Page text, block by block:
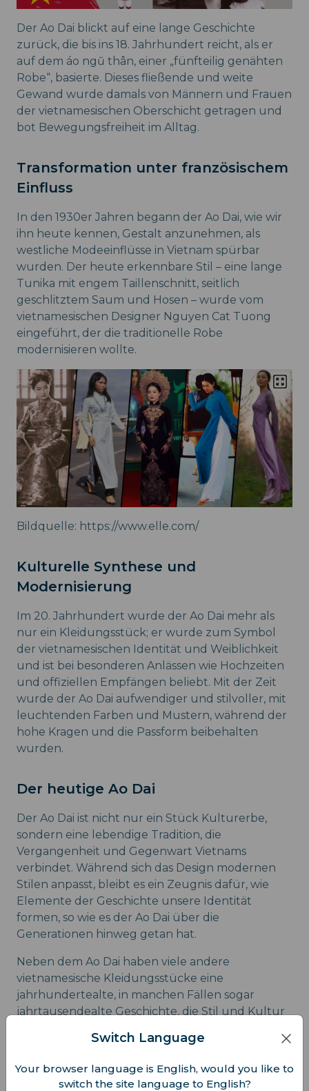
Der Ao Dai blickt auf eine lange Geschichte
zurück, die bis ins 18. Jahrhundert reicht, als er
auf dem áo ngũ thân, einer „fünfteilig genähten
Robe“, basierte. Dieses fließende und weite
Gewand wurde damals von Männern und Frauen
der vietnamesischen Oberschicht getragen und
bot Bewegungsfreiheit im Alltag.
Transformation unter französischem
Einfluss
In den 1930er Jahren begann der Ao Dai, wie wir
ihn heute kennen, Gestalt anzunehmen, als
westliche Modeeinflüsse in Vietnam spürbar
wurden. Der heute erkennbare Stil – eine lange
Tunika mit engem Taillenschnitt, seitlich
geschlitztem Saum und Hosen – wurde vom
vietnamesischen Designer Nguyen Cat Tuong
eingeführt, der die traditionelle Robe
modernisieren wollte.
Bildquelle: https://www.elle.com/
Kulturelle Synthese und
Modernisierung
Im 20. Jahrhundert wurde der Ao Dai mehr als
nur ein Kleidungsstück; er wurde zum Symbol
der vietnamesischen Identität und Weiblichkeit
und ist bei besonderen Anlässen wie Hochzeiten
und offiziellen Empfängen beliebt. Mit der Zeit
wurde der Ao Dai aufwendiger und stilvoller, mit
leuchtenden Farben und Mustern, während der
hohe Kragen und die Passform beibehalten
wurden.
Der heutige Ao Dai
Der Ao Dai ist nicht nur ein Stück Kulturerbe,
sondern eine lebendige Tradition, die
Vergangenheit und Gegenwart Vietnams
verbindet. Während sich das Design modernen
Stilen anpasst, bleibt es ein Zeugnis dafür, wie
Elemente der Geschichte unsere Identität
formen, so wie es der Ao Dai über die
Generationen hinweg getan hat.
Neben dem Ao Dai haben viele andere
vietnamesische Kleidungsstücke eine
jahrhundertealte, in manchen Fällen sogar
jahrtausendealte Geschichte, die Stil und Kultur
Andere Vietnamesische Tracht
Switch Language
Your browser language is English, would you like to
switch the site language to English?